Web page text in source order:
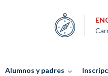
Alumnos y padres